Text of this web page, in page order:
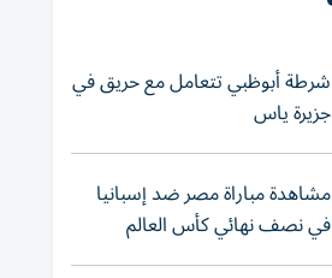
شرطة أبوظبي تتعامل مع حريق في
جزيرة ياس
مشاهدة مباراة مصر ضد إسبانيا
في نصف نهائي كأس العالم
لناشئات اليد 2026